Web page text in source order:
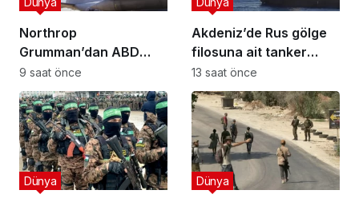
Northrop
Grumman’dan ABD
Hava Kuvvetleri ile 1,8
milyar dolarlık Litening
pod anlaşması!
9 saat önce
Akdeniz’de Rus gölge
filosuna ait tanker
helikopterle basıldı
13 saat önce
Dünya Dünya